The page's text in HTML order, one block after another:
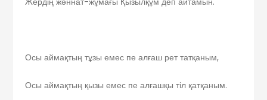
Осы аймақтың тұзы емес пе алғаш рет татқаным,
Осы аймақтың қызы емес пе алғашқы тіл қатқаным.